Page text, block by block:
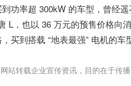
功率超 300kW 的车型，曾经
L，也以 36 万元的预售价格向
买到搭载 “地表最强” 电机的车
站转载企业宣传资讯，目的在于传